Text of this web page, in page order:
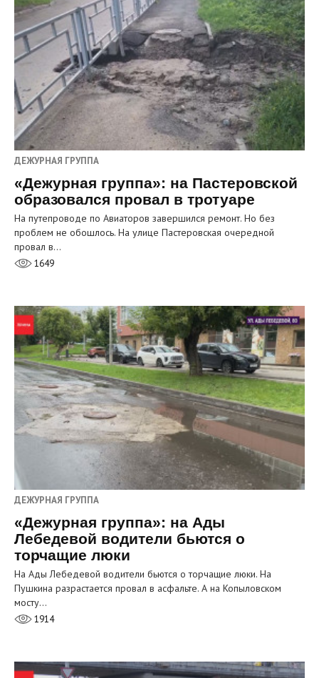
ДЕЖУРНАЯ ГРУППА
«Дежурная группа»: на Пастеровской
образовался провал в тротуаре
На путепроводе по Авиаторов завершился ремонт. Но без
проблем не обошлось. На улице Пастеровская очередной
провал в…
1649
ДЕЖУРНАЯ ГРУППА
«Дежурная группа»: на Ады
Лебедевой водители бьются о
торчащие люки
На Ады Лебедевой водители бьются о торчащие люки. На
Пушкина разрастается провал в асфальте. А на Копыловском
мосту…
1914